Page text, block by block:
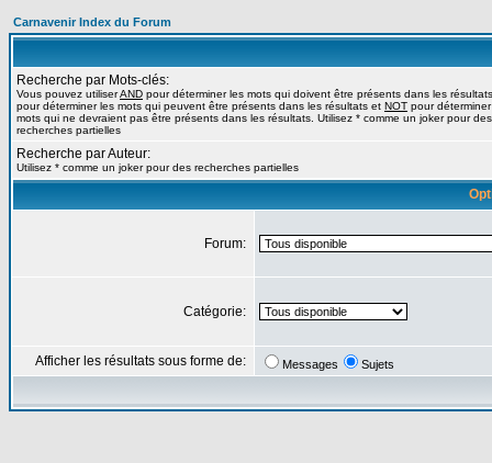
Carnavenir Index du Forum
Recherche par Mots-clés:
Vous pouvez utiliserAND pour déterminer les mots qui doivent être présents dans les
pour déterminer les mots qui peuvent être présents dans les résultats et NOT pour
mots qui ne devraient pas être présents dans les résultats. Utilisez * comme un joker pour des
recherches partielles
Recherche par Auteur:
Utilisez * comme un joker pour des recherches partielles
Forum:
Catégorie:
Afficher les résultats sous forme de: Messages Sujets